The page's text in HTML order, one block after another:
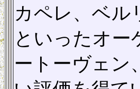
カペレ、ベル
といったオー
ートーヴェン